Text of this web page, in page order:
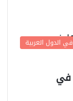
الدول العربية
في